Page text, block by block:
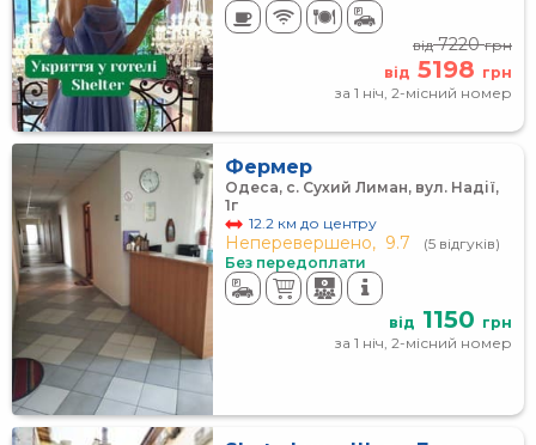
від7220грн
від 5198 грн
за 1 ніч, 2-місний номер
Фермер
Одеса, с. Сухий Лиман, вул. Надії,
1г
12.2 км до центру
Неперевершено, 9.7
(5 відгуків)
Без передоплати
від 1150 грн
за 1 ніч, 2-місний номер